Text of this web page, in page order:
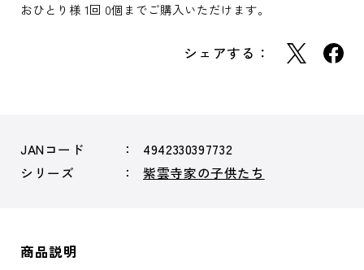
おひとり様 1回 0個までご購入いただけます。
シェアする：
JANコード
4942330397732
シリーズ
紫雲寺家の子供たち
商品説明